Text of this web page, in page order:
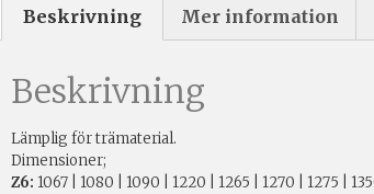
Beskrivning Mer information
Beskrivning
Lämplig för trämaterial.
Dimensioner;
Z6: 1067 | 1080 | 1090 | 1220 | 1265 | 1270 | 1275 |